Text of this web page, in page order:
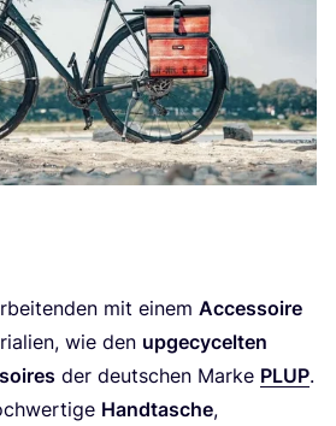
mit einem Acces­soire
wie den upge­cy­cel­ten
der deut­schen Mar­ke PLUP.
Hand­ta­sche,